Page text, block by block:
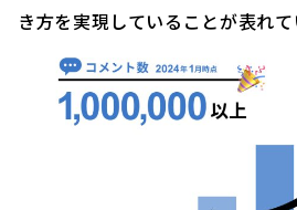
き方を実現していることが表れて